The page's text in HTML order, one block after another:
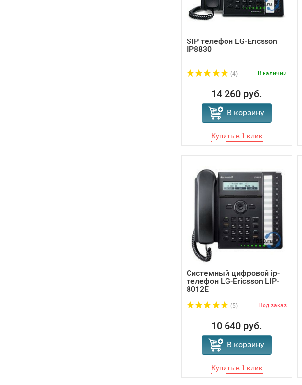
SIP телефон LG-Ericsson
IP8830
(4) В наличии
14 260 руб.
В корзину
Системный цифровой ip-
телефон LG-Ericsson LIP-
8012E
(5) Под заказ
10 640 руб.
В корзину